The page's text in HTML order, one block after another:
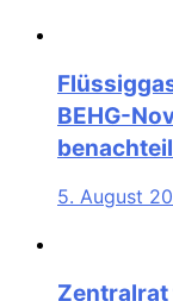
BEHG-
5. August